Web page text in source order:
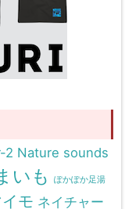
2 Nature sounds
いも ぽかぽか足湯
モ ネイチャー